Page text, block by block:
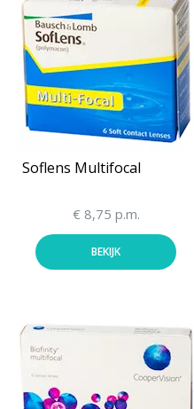
Soflens Multifocal
€ 8,75 p.m.
BEKIJK